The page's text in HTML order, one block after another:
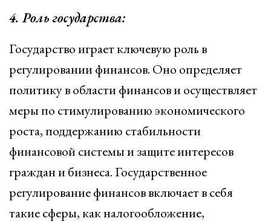
4. Роль государства:
Государство играет ключевую роль в
регулировании финансов. Оно определяет
политику в области финансов и осуществляет
меры по стимулированию экономического
роста, поддержанию стабильности
финансовой системы и защите интересов
граждан и бизнеса. Государственное
регулирование финансов включает в себя
такие сферы, как налогообложение,